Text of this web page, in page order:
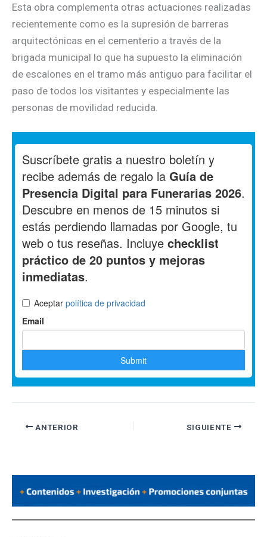
Esta obra complementa otras actuaciones realizadas
recientemente como es la supresión de barreras
arquitectónicas en el cementerio a través de la
brigada municipal lo que ha supuesto la eliminación
de escalones en el tramo más antiguo para facilitar el
paso de todos los visitantes y especialmente las
personas de movilidad reducida.
ANTERIOR SIGUIENTE